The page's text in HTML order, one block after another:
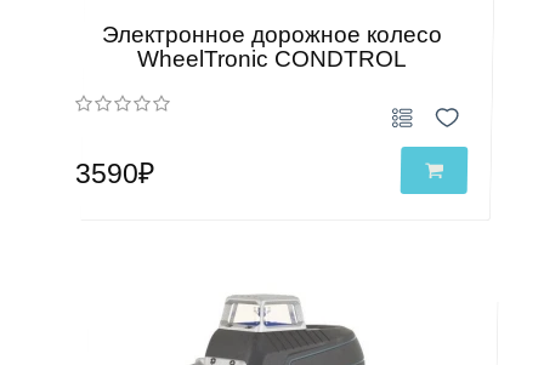
Электронное дорожное колесо
WheelTronic CONDTROL
3590₽